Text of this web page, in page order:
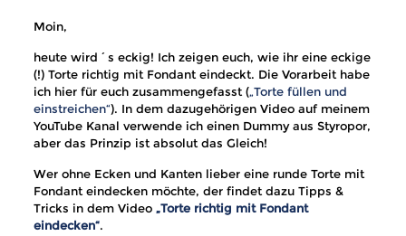
Moin,
heute wird´s eckig! Ich zeigen euch, wie ihr eine eckige
(!) Torte richtig mit Fondant eindeckt. Die Vorarbeit habe
ich hier für euch zusammengefasst („Torte füllen und
einstreichen“). In dem dazugehörigen Video auf meinem
YouTube Kanal verwende ich einen Dummy aus Styropor,
aber das Prinzip ist absolut das Gleich!
Wer ohne Ecken und Kanten lieber eine runde Torte mit
Fondant eindecken möchte, der findet dazu Tipps &
Tricks in dem Video „Torte richtig mit Fondant
eindecken“.